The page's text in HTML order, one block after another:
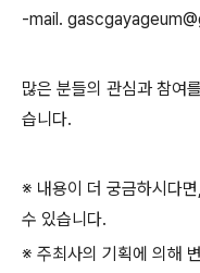
-mail.
많은 분들의 관심과 참여
습니다.
※ 내용이 더 궁금하시다면
수 있습니다.
※ 주최사의 기획에 의해